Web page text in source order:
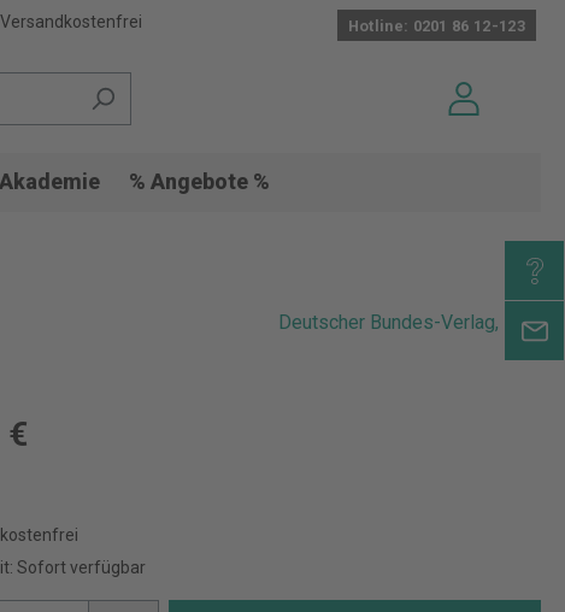
Hotline: 0201 86 12-123
Akademie % Angebote %
Deutscher Bundes-Verlag, Köln
€
Sofort verfügbar